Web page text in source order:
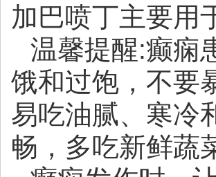
加巴喷丁主要用
温馨提醒:癫痫
饿和过饱，不要
易吃油腻、寒冷
畅，多吃新鲜蔬